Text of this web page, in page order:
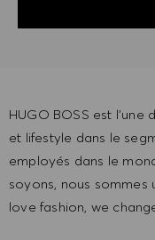
HUGO BOSS est l'une
et lifestyle dans le
employés dans le
soyons, nous sommes
love fashion, we